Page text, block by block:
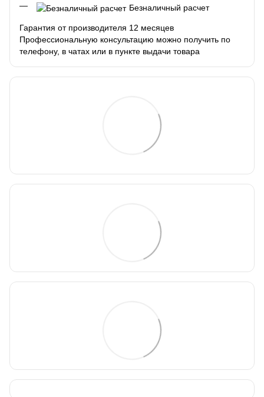
Безналичный расчет
Гарантия от производителя 12 месяцев
Профессиональную консультацию можно получить по
телефону, в чатах или в пункте выдачи товара